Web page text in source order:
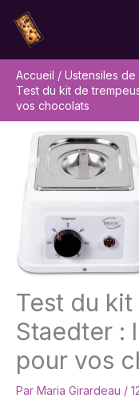
contenu
Accueil
Ustensiles de
Test du kit de
vos chocolats
Test du
Staedter :
pour vos
Par Maria Girardeau /
Rechercher